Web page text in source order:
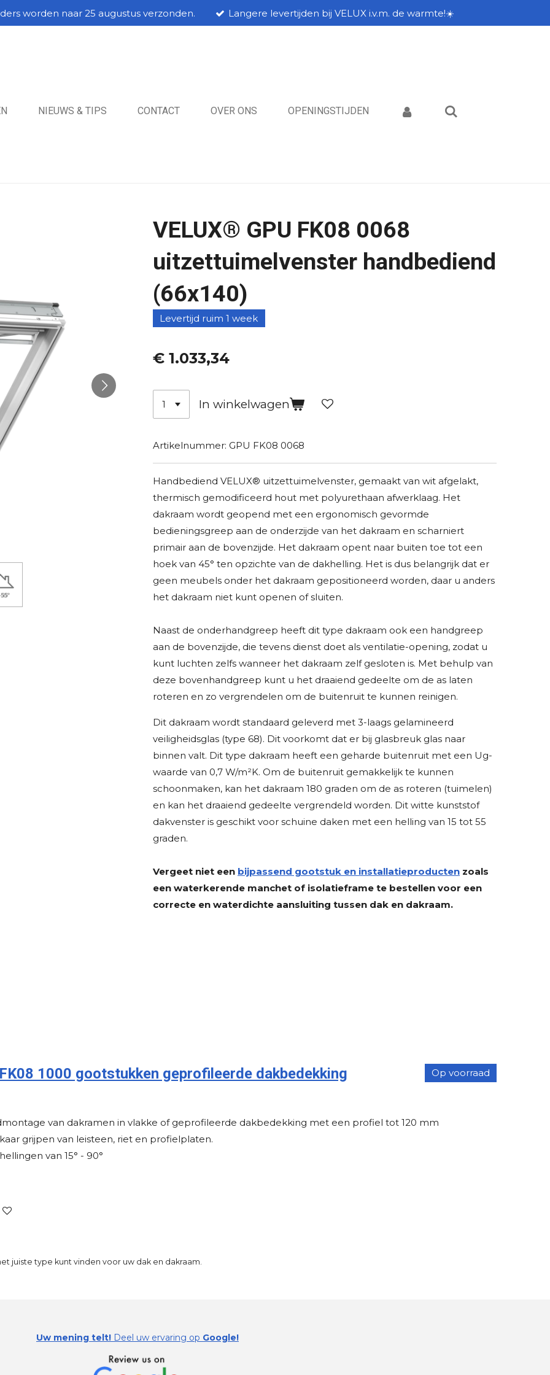
worden naar 25 augustus verzonden. Langere levertijden bij VELUX i.v.m. de warmte!☀️
NIEUWS & TIPS CONTACT OVER ONS OPENINGSTIJDEN
VELUX® GPU FK08 0068
uitzettuimelvenster handbediend
(66x140)
Levertijd ruim 1 week
€ 1.033,34
In winkelwagen
Artikelnummer: GPU FK08 0068
Handbediend VELUX® uitzettuimelvenster, gemaakt van wit afgelakt,
thermisch gemodificeerd hout met polyurethaan afwerklaag. Het
dakraam wordt geopend met een ergonomisch gevormde
bedieningsgreep aan de onderzijde van het dakraam en scharniert
primair aan de bovenzijde. Het dakraam opent naar buiten toe tot een
hoek van 45° ten opzichte van de dakhelling. Het is dus belangrijk dat er
geen meubels onder het dakraam gepositioneerd worden, daar u anders
het dakraam niet kunt openen of sluiten.
Naast de onderhandgreep heeft dit type dakraam ook een handgreep
aan de bovenzijde, die tevens dienst doet als ventilatie-opening, zodat u
kunt luchten zelfs wanneer het dakraam zelf gesloten is. Met behulp van
deze bovenhandgreep kunt u het draaiend gedeelte om de as laten
roteren en zo vergrendelen om de buitenruit te kunnen reinigen.
Dit dakraam wordt standaard geleverd met 3-laags gelamineerd
veiligheidsglas (type 68). Dit voorkomt dat er bij glasbreuk glas naar
binnen valt. Dit type dakraam heeft een geharde buitenruit met een Ug-
waarde van 0,7 W/m²K. Om de buitenruit gemakkelijk te kunnen
schoonmaken, kan het dakraam 180 graden om de as roteren (tuimelen)
en kan het draaiend gedeelte vergrendeld worden. Dit witte kunststof
dakvenster is geschikt voor schuine daken met een helling van 15 tot 55
graden.
Vergeet niet een bijpassend gootstuk en installatieproducten zoals
een waterkerende manchet of isolatieframe te bestellen voor een
correcte en waterdichte aansluiting tussen dak en dakraam.
Op voorraad
1000 gootstukken geprofileerde dakbedekking
van dakramen in vlakke of geprofileerde dakbedekking met een profiel tot 120 mm
grijpen van leisteen, riet en profielplaten.
van 15° - 90°
juiste type kunt vinden voor uw dak en dakraam.
Uw mening telt! Deel uw ervaring op Google!